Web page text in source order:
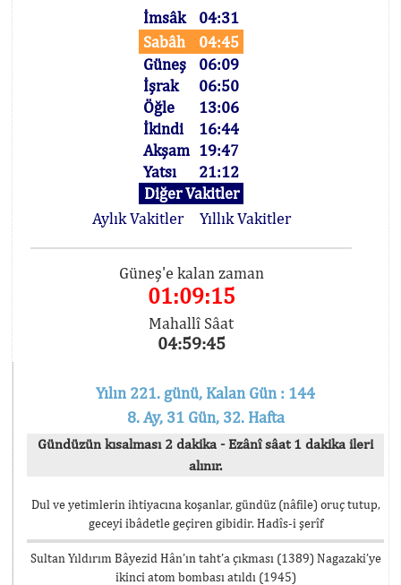
İmsâk
04:31
Sabâh
04:45
Güneş
06:09
İşrak
06:50
Öğle
13:06
İkindi
16:44
Akşam 19:47
Yatsı
21:12
Diğer Vakitler
Aylık Vakitler
Yıllık Vakitler
Güneş'e kalan zaman
01:09:15
Mahallî Sâat
04:59:45
Yılın 221. günü, Kalan Gün : 144
8. Ay, 31 Gün, 32. Hafta
Gündüzün kısalması 2 dakika - Ezânî sâat 1 dakika ileri
alınır.
Dul ve yetimlerin ihtiyacına koşanlar, gündüz (nâfile) oruç tutup,
geceyi ibâdetle geçiren gibidir. Hadîs-i şerîf
Sultan Yıldırım Bâyezid Hân’ın taht’a çıkması (1389) Nagazaki’ye
ikinci atom bombası atıldı (1945)